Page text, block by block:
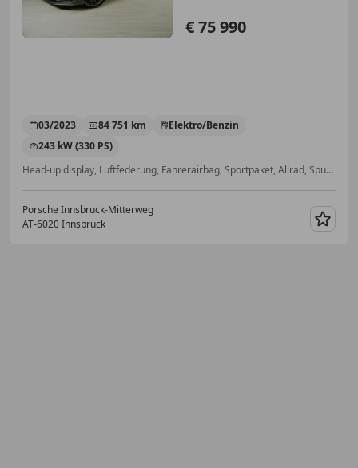
€ 75 990
03/2023 84 751 km
Elektro/Benzin
243 kW (330 PS)
Head-up display, Luftfederung, Fahrerairbag, Sportpaket, Allrad, Spurhalteassistent, Sitzbelüftung, Sitzheizung
Porsche Innsbruck-Mitterweg
AT-6020 Innsbruck